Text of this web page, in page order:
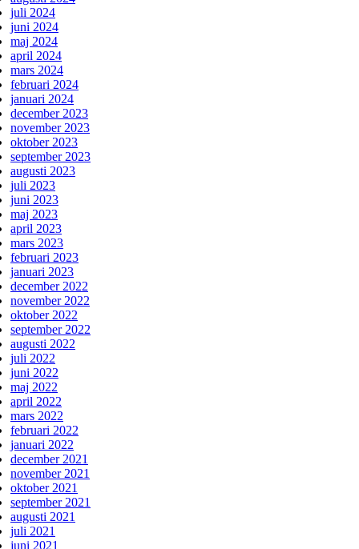
juli 2024
juni 2024
maj 2024
april 2024
mars 2024
februari 2024
januari 2024
december 2023
november 2023
oktober 2023
september 2023
augusti 2023
juli 2023
juni 2023
maj 2023
april 2023
mars 2023
februari 2023
januari 2023
december 2022
november 2022
oktober 2022
september 2022
augusti 2022
juli 2022
juni 2022
maj 2022
april 2022
mars 2022
februari 2022
januari 2022
december 2021
november 2021
oktober 2021
september 2021
augusti 2021
juli 2021
juni 2021